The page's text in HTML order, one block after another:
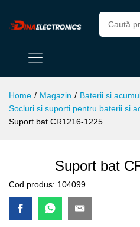
Home / Magazin / Baterii si
Socluri si suporti pentru baterii si
Suport bat CR1216-1225
Suport bat
Cod produs: 104099